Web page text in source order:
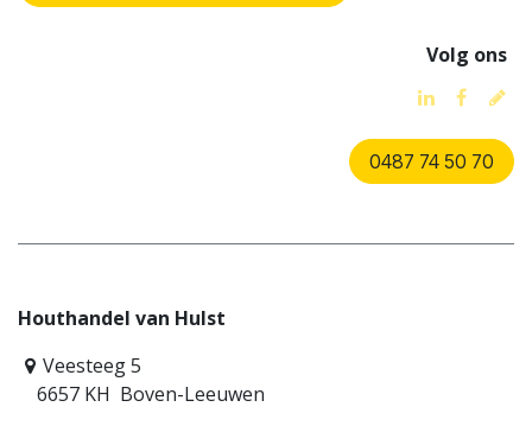
Volg ons
0487 74 50 70
Houthandel van Hulst
Veesteeg 5
6657 KH Boven-Leeuwen